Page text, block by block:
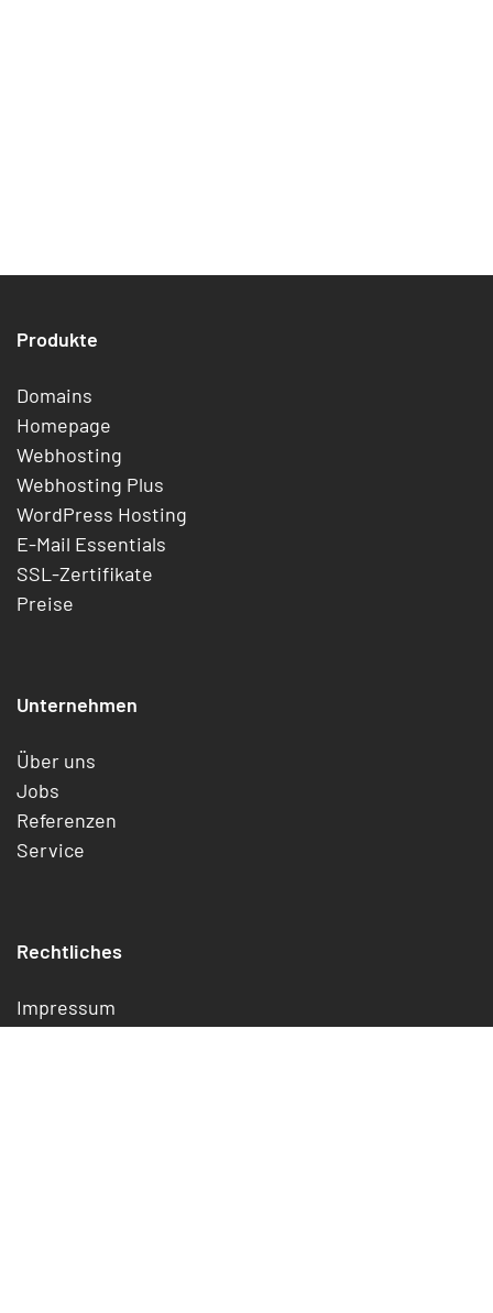
Produkte
Domains
Homepage
Webhosting
Webhosting Plus
WordPress Hosting
E-Mail Essentials
SSL-Zertifikate
Preise
Unternehmen
Über uns
Jobs
Referenzen
Service
Rechtliches
Impressum